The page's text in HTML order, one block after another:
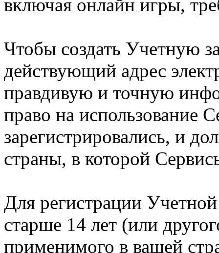
включая онлайн игры,
Чтобы создать Учетную
действующий адрес
правдивую и точную
право на использование
зарегистрировались, и
страны, в которой
Для регистрации
старше 14 лет (или
применимого в вашей